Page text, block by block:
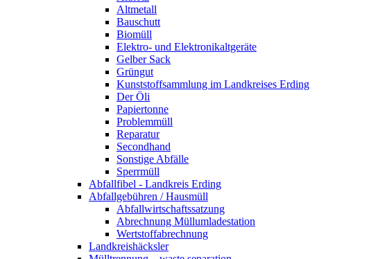
Altmetall
Bauschutt
Biomüll
Elektro- und Elektronikaltgeräte
Gelber Sack
Grüngut
Kunststoffsammlung im Landkreises Erding
Der Öli
Papiertonne
Problemmüll
Reparatur
Secondhand
Sonstige Abfälle
Sperrmüll
Abfallfibel - Landkreis Erding
Abfallgebühren / Hausmüll
Abfallwirtschaftssatzung
Abrechnung Müllumladestation
Wertstoffabrechnung
Landkreishäcksler